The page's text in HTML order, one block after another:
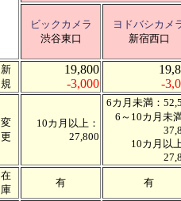
ビックカメラ
渋谷東口
ヨドバシカメ
新宿西口
新
規
19,800
-3,000
-
変
更
10カ月以上：
27,800
6カ月未満：
6～10カ月未
10カ月以
在
庫
有 有